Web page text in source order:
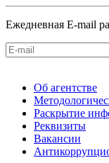
Ежедневная E-mail
Об агентстве
Раскрытие
Реквизиты
Вакансии